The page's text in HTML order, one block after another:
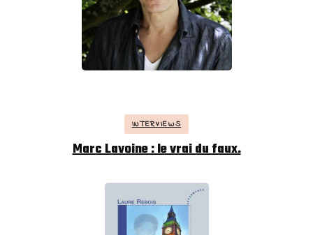
INTERVIEWS
Marc Lavoine : le vrai du faux.